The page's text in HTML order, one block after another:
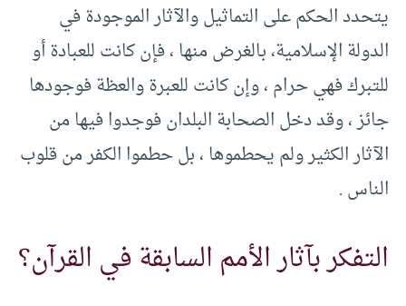
يتحدد الحكم على التماثيل والآثار الموجودة في
الدولة الإسلامية، بالغرض منها ، فإن كانت للعبادة أو
للتبرك فهي حرام ، وإن كانت للعبرة والعظة فوجودها
جائز ، وقد دخل الصحابة البلدان فوجدوا فيها من
الآثار الكثير ولم يحطموها ، بل حطموا الكفر من قلوب
الناس .
التفكر بآثار الأمم السابقة في القرآن؟